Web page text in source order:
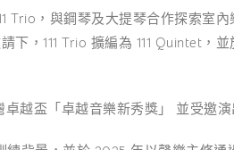
Trio，與鋼琴及大提琴合作探索室
下，111 Trio 擴編為 111 Quintet，
越盃「卓越音樂新秀獎」 並受邀演